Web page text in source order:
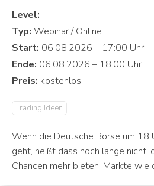
Level:
Typ:
Start:
Ende:
Preis:
Trading Ideen
Wenn die Deutsche Börse um 18
geht, heißt dass noch lange nicht,
Chancen mehr bieten. Märkte